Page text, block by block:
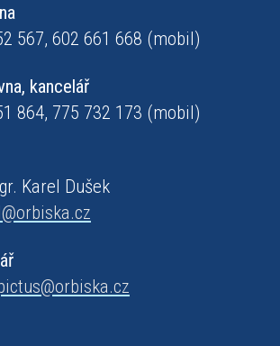
567, 602 661 668 (mobil)
kancelář
864, 775 732 173 (mobil)
Karel Dušek